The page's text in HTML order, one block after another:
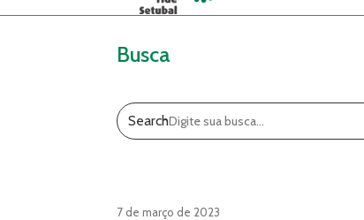
Busca
Search
7 de março de 2023